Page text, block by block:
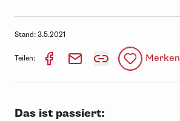
Stand: 3.5.2021
Teilen: Merken
Das ist passiert: